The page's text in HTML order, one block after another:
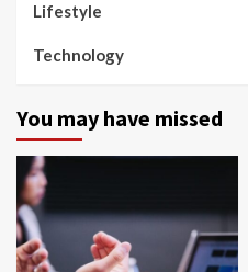
Lifestyle
Technology
You may have missed